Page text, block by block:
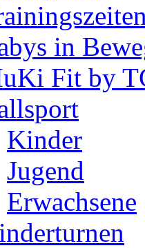
in
Fit by
Kinder
Jugend
Erwachsene